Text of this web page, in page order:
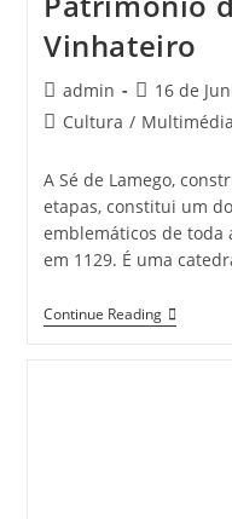
Vinhateiro
Post
author:
admin
Post
published:
16 de
PostCultura / Multimédia
A Sé de Lamego,
etapas, constitui um
emblemáticos de toda
em 1129. É uma
Continue ReadingCatedral
De